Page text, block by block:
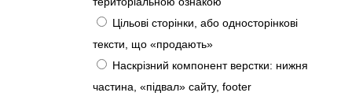
Цільові сторінки, або односторінкові
тексти, що «продають»
Наскрізний компонент верстки: нижня
частина, «підвал» сайту, footer